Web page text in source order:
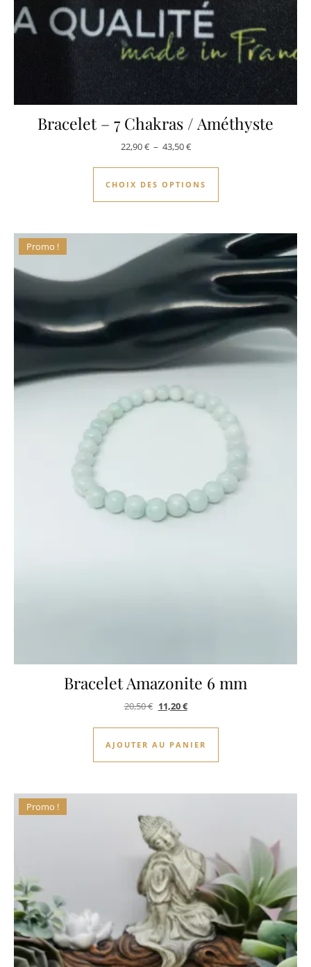
Bracelet – 7 Chakras / Améthyste
22,90€ – 43,50€Plage de prix : 22,90 € à 43,50
CHOIX DES OPTIONS
Ce produit a
Promo !
Bracelet Amazonite 6 mm
20,50€ Le prix initial était : 20,50 €.
11,20€Le prix actuel est : 11,20 €.
AJOUTER AU PANIER
Promo !